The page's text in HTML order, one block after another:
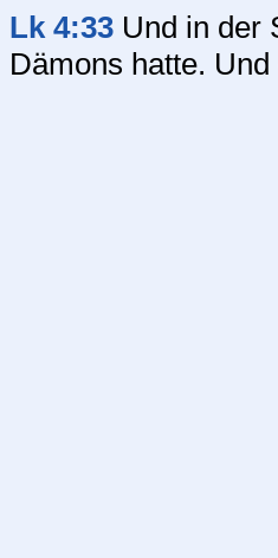
Lk 4:33 Und in der
Dämons hatte.